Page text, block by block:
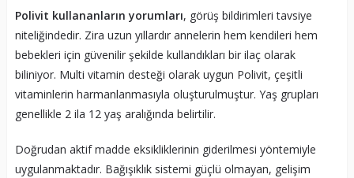
Polivit kullananların yorumları, görüş bildirimleri tavsiye
niteliğindedir. Zira uzun yıllardır annelerin hem kendileri hem
bebekleri için güvenilir şekilde kullandıkları bir ilaç olarak
biliniyor. Multi vitamin desteği olarak uygun Polivit, çeşitli
vitaminlerin harmanlanmasıyla oluşturulmuştur. Yaş grupları
genellikle 2 ila 12 yaş aralığında belirtilir.
Doğrudan aktif madde eksikliklerinin giderilmesi yöntemiyle
uygulanmaktadır. Bağışıklık sistemi güçlü olmayan, gelişim